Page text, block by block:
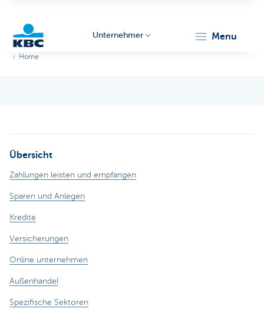
Unternehmer menu
Home
Übersicht
Zahlungen leisten und empfangen
Sparen und Anlegen
Kredite
Versicherungen
Online unternehmen
Außenhandel
Spezifische Sektoren